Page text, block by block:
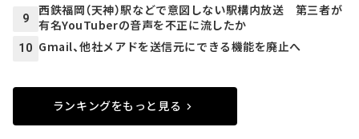
9
西鉄福岡（天神）駅などで意図しない駅構内放送 第三者が
有名YouTuberの音声を不正に流したか
10 Gmail、他社メアドを送信元にできる機能を廃止へ
ランキングをもっと見る